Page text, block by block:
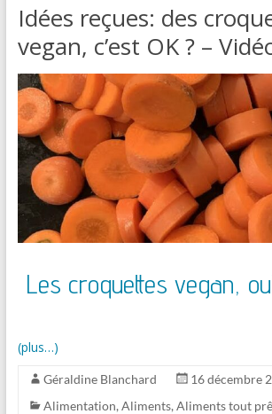
Idées reçues: des
vegan, c’est OK ? –
Les croquettes vegan,
(plus…)
Géraldine Blanchard
16 décembre
Alimentation, Aliments, Aliments tout